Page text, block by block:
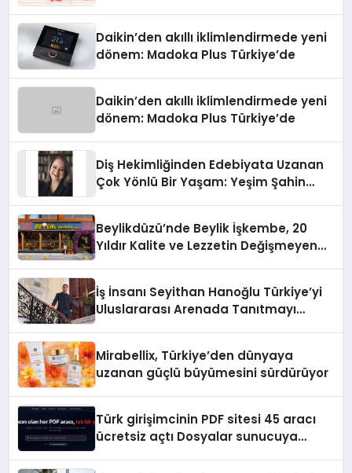
Daikin’den akıllı iklimlendirmede yeni
dönem: Madoka Plus Türkiye’de
Daikin’den akıllı iklimlendirmede yeni
dönem: Madoka Plus Türkiye’de
Diş Hekimliğinden Edebiyata Uzanan
Çok Yönlü Bir Yaşam: Yeşim Şahin
Beylikdüzü’nde Beylik İşkembe, 20
Yıldır Kalite ve Lezzetin Değişmeyen
İş İnsanı Seyithan Hanoğlu Türkiye’yi
Uluslararası Arenada Tanıtmayı
Mirabellix, Türkiye’den dünyaya
uzanan güçlü büyümesini sürdürüyor
Türk girişimcinin PDF sitesi 45 aracı
ücretsiz açtı Dosyalar sunucuya